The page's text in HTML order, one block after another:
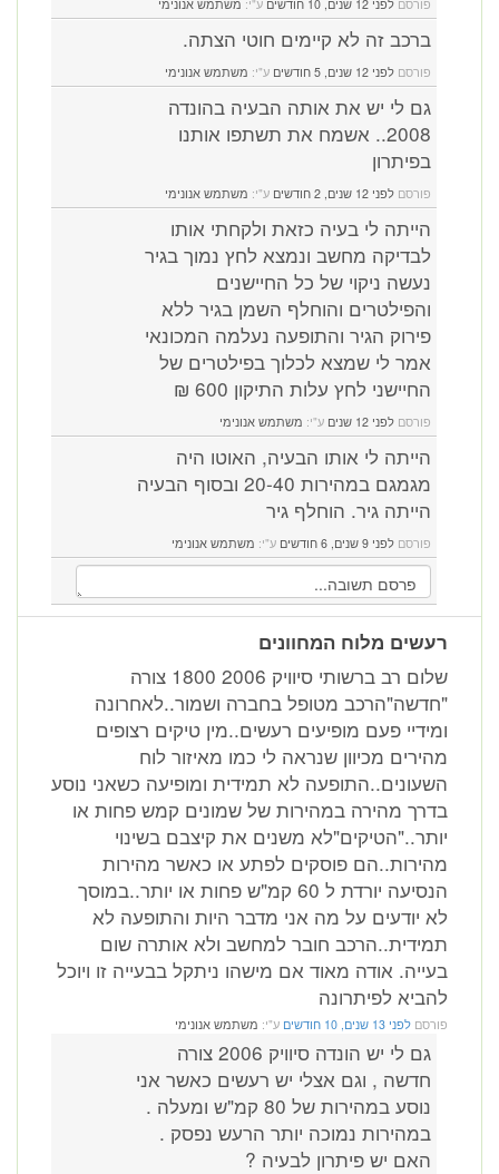
פורסם לפני 12 שנים, 10 חודשים ע"י: משתמש אנונימי
ברכב זה לא קיימים חוטי הצתה.
פורסם לפני 12 שנים, 5 חודשים ע"י: משתמש אנונימי
גם לי יש את אותה הבעיה בהונדה
2008.. אשמח את תשתפו אותנו
בפיתרון
פורסם לפני 12 שנים, 2 חודשים ע"י: משתמש אנונימי
הייתה לי בעיה כזאת ולקחתי אותו
לבדיקה מחשב ונמצא לחץ נמוך בגיר
נעשה ניקוי של כל החיישנים
והפילטרים והוחלף השמן בגיר ללא
פירוק הגיר והתופעה נעלמה המכונאי
אמר לי שמצא לכלוך בפילטרים של
החיישני לחץ עלות התיקון 600 ₪
פורסם לפני 12 שנים ע"י: משתמש אנונימי
הייתה לי אותו הבעיה, האוטו היה
מגמגם במהירות 20-40 ובסוף הבעיה
הייתה גיר. הוחלף גיר
פורסם לפני 9 שנים, 6 חודשים ע"י: משתמש אנונימי
רעשים מלוח המחוונים
שלום רב ברשותי סיוויק 2006 1800 צורה
"חדשה"הרכב מטופל בחברה ושמור..לאחרונה
ומידיי פעם מופיעים רעשים..מין טיקים רצופים
מהירים מכיוון שנראה לי כמו מאיזור לוח
השעונים..התופעה לא תמידית ומופיעה כשאני נוסע
בדרך מהירה במהירות של שמונים קמש פחות או
יותר.."הטיקים"לא משנים את קיצבם בשינוי
מהירות..הם פוסקים לפתע או כאשר מהירות
הנסיעה יורדת ל 60 קמ"ש פחות או יותר..במוסך
לא יודעים על מה אני מדבר היות והתופעה לא
תמידית..הרכב חובר למחשב ולא אותרה שום
בעייה. אודה מאוד אם מישהו ניתקל בבעייה זו ויוכל
להביא לפיתרונה
פורסם לפני 13 שנים, 10 חודשים ע"י: משתמש אנונימי
גם לי יש הונדה סיוויק 2006 צורה
חדשה , וגם אצלי יש רעשים כאשר אני
נוסע במהירות של 80 קמ"ש ומעלה .
במהירות נמוכה יותר הרעש נפסק .
האם יש פיתרון לבעיה ?